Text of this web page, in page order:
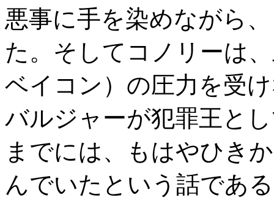
悪事に手を染めながら
た。そしてコノリーは
ベイコン）の圧力を受
バルジャーが犯罪王と
までには、もはやひき
んでいたという話であ